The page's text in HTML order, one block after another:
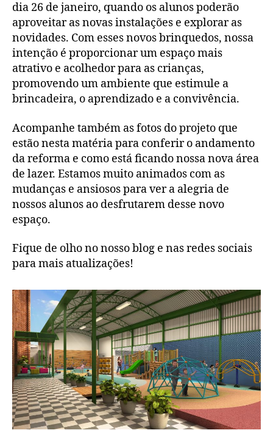
dia 26 de janeiro, quando os alunos poderão
aproveitar as novas instalações e explorar as
novidades. Com esses novos brinquedos, nossa
intenção é proporcionar um espaço mais
atrativo e acolhedor para as crianças,
promovendo um ambiente que estimule a
brincadeira, o aprendizado e a convivência.
Acompanhe também as fotos do projeto que
estão nesta matéria para conferir o andamento
da reforma e como está ficando nossa nova área
de lazer. Estamos muito animados com as
mudanças e ansiosos para ver a alegria de
nossos alunos ao desfrutarem desse novo
espaço.
Fique de olho no nosso blog e nas redes sociais
para mais atualizações!